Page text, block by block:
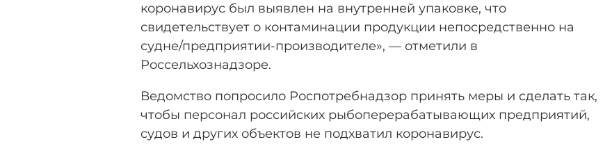
коронавирус был выявлен на внутренней упаковке, что
свидетельствует о контаминации продукции непосредственно на
судне/предприятии-производителе», — отметили в
Россельхознадзоре.
Ведомство попросило Роспотребнадзор принять меры и сделать так,
чтобы персонал российских рыбоперерабатывающих предприятий,
судов и других объектов не подхватил коронавирус.